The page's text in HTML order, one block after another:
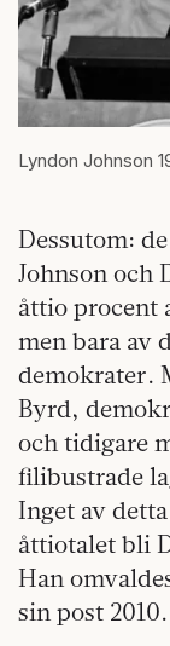
Lyndon Johnson
Dessutom:
Johnson och
åttio procent
men bara av
demokrater.
Byrd,
och tidigare
filibustrade
Inget av
åttiotalet bli
Han
sin post 2010.